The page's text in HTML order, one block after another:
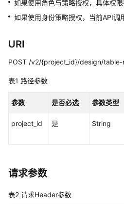
治
理
法
速
门
用
佳
如果使用角色与策略授权，具体权
如果使用身份策略授权，当前API调
URI
POST /v2/{project_id}/design/table-
表1 路径参数
参数 是否必选 参数类型
project_id 是 String
请求参数
表2 请求Header参数